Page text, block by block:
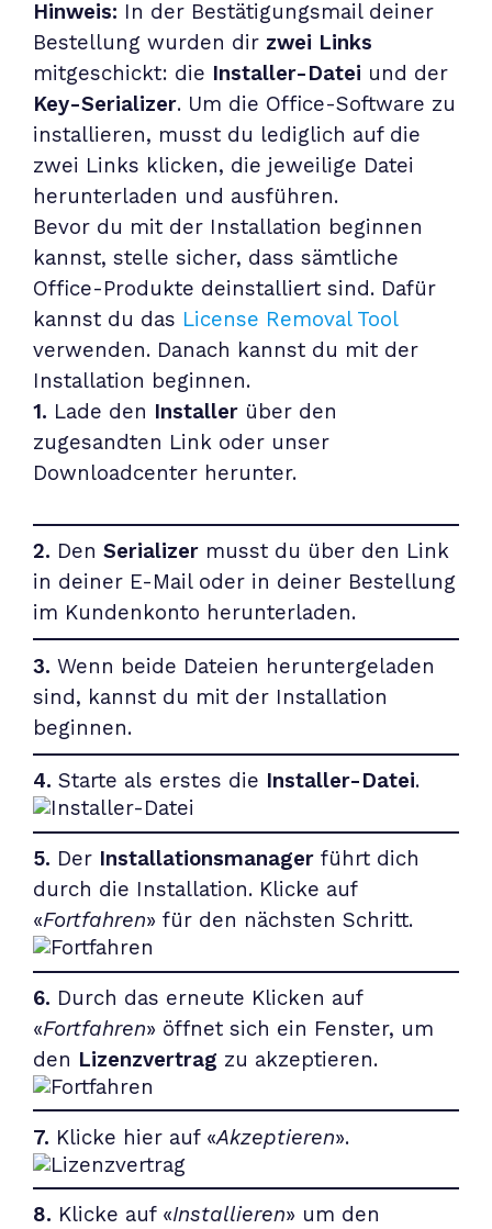
Hinweis: In der Bestätigungsmail deiner
Bestellung wurden dir zwei Links
mitgeschickt: die Installer-Datei und der
Key-Serializer. Um die Office-Software zu
installieren, musst du lediglich auf die
zwei Links klicken, die jeweilige Datei
herunterladen und ausführen.
Bevor du mit der Installation beginnen
kannst, stelle sicher, dass sämtliche
Office-Produkte deinstalliert sind. Dafür
kannst du das License Removal Tool
verwenden. Danach kannst du mit der
Installation beginnen.
1. Lade den Installer über den
zugesandten Link oder unser
Downloadcenter herunter.
2. Den Serializer musst du über den Link
in deiner E-Mail oder in deiner Bestellung
im Kundenkonto herunterladen.
3. Wenn beide Dateien heruntergeladen
sind, kannst du mit der Installation
beginnen.
4. Starte als erstes die Installer-Datei.
5. Der Installationsmanager führt dich
durch die Installation. Klicke auf
«Fortfahren» für den nächsten Schritt.
6. Durch das erneute Klicken auf
«Fortfahren» öffnet sich ein Fenster, um
den Lizenzvertrag zu akzeptieren.
7. Klicke hier auf «Akzeptieren».
8. Klicke auf «Installieren» um den